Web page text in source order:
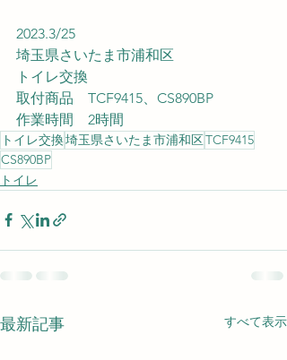
2023.3/25
埼玉県さいたま市浦和区
トイレ交換
取付商品　TCF9415、CS890BP
作業時間　2時間
トイレ交換埼玉県さいたま市浦和区TCF9415
CS890BP
トイレ
最新記事 すべて表示